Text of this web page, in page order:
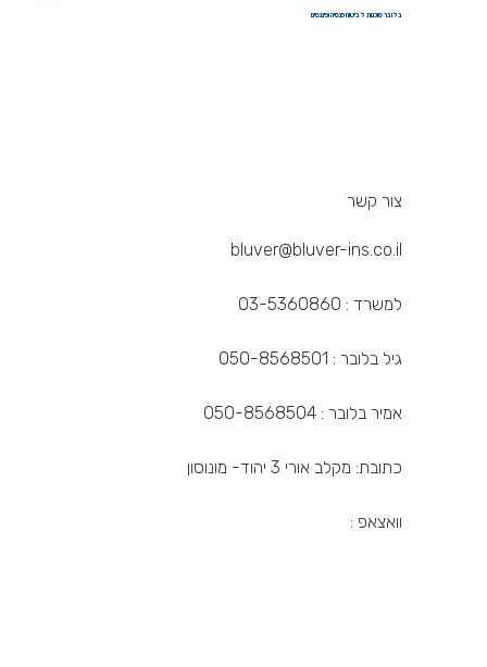
בלובר סוכנות לביטוח פנסיה ופיננסים
צור קשר
bluver@bluver-ins.co.il
למשרד : 03-5360860
גיל בלובר : 050-8568501
אמיר בלובר : 050-8568504
כתובת: מקלב אורי 3 יהוד- מונוסון
וואצאפ :